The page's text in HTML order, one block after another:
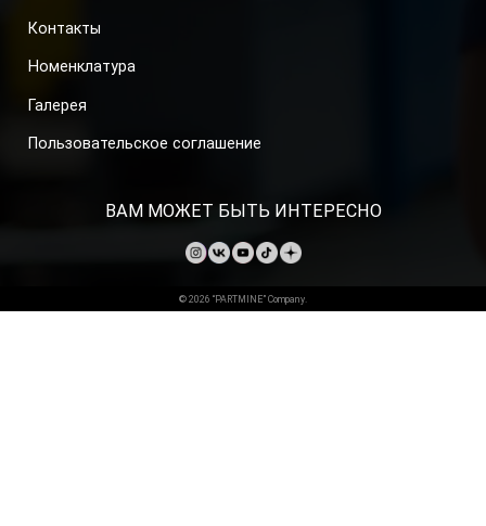
Контакты
Номенклатура
Галерея
Пользовательское соглашение
ВАМ МОЖЕТ БЫТЬ ИНТЕРЕСНО
© 2026 “PARTMINE” Company.